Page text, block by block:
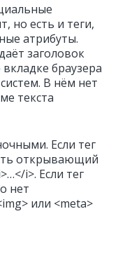
но есть и теги,
атрибуты.
заголовок
браузера
В нём нет
текста
Если тег
открывающий
i>. Если тег
нет
или <meta>